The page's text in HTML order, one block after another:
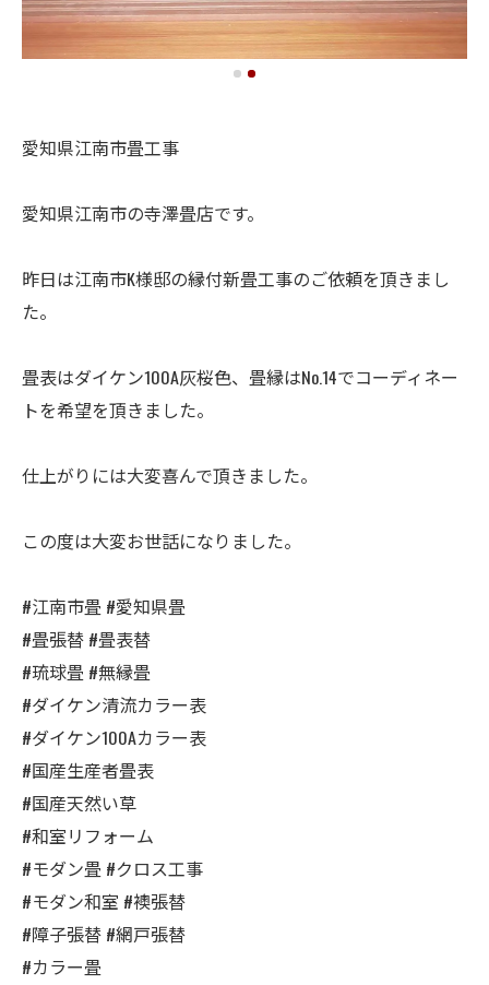
愛知県江南市畳工事
愛知県江南市の寺澤畳店です。
昨日は江南市K様邸の縁付新畳工事のご依頼を頂きまし
た。
畳表はダイケン100A灰桜色、畳縁はNo.14でコーディネー
トを希望を頂きました。
仕上がりには大変喜んで頂きました。
この度は大変お世話になりました。
#江南市畳 #愛知県畳
#畳張替 #畳表替
#琉球畳 #無縁畳
#ダイケン清流カラー表
#ダイケン100Aカラー表
#国産生産者畳表
#国産天然い草
#和室リフォーム
#モダン畳 #クロス工事
#モダン和室 #襖張替
#障子張替 #網戸張替
#カラー畳